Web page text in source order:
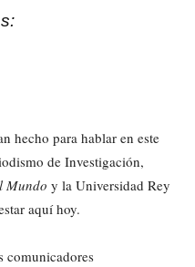
hecho para hablar en este
de Investigación,
Mundo y la Universidad Rey
aquí hoy.
comunicadores